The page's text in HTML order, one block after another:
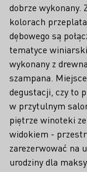
dobrze wykonany.
kolorach
dębowego są
tematyce
wykonany z
szampana.
degustacji, czy to
w przytulnym
piętrze winoteki
widokiem -
zarezerwować na
urodziny dla